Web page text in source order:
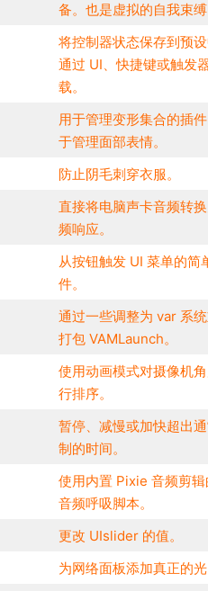
备。也是虚拟的自我束缚
将控制器状态保存到预设
通过 UI、快捷键或触发器
载。
用于管理变形集合的插件
于管理面部表情。
防止阴毛刺穿衣服。
直接将电脑声卡音频转换
频响应。
从按钮触发 UI 菜单的简
件。
通过一些调整为 var 系统
打包 VAMLaunch。
使用动画模式对摄像机角
行排序。
暂停、减慢或加快超出通
制的时间。
使用内置 Pixie 音频剪辑
音频呼吸脚本。
更改 UIslider 的值。
为网络面板添加真正的光